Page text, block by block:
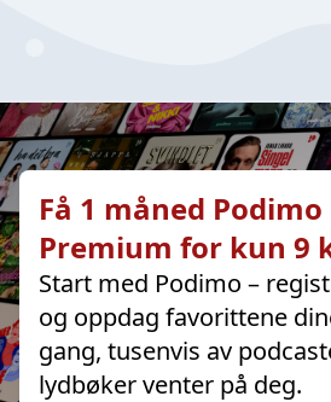
Få 1 måned Podimo
Premium for kun 9
Start med Podimo –
og oppdag favorittene
gang, tusenvis av
lydbøker venter på deg.